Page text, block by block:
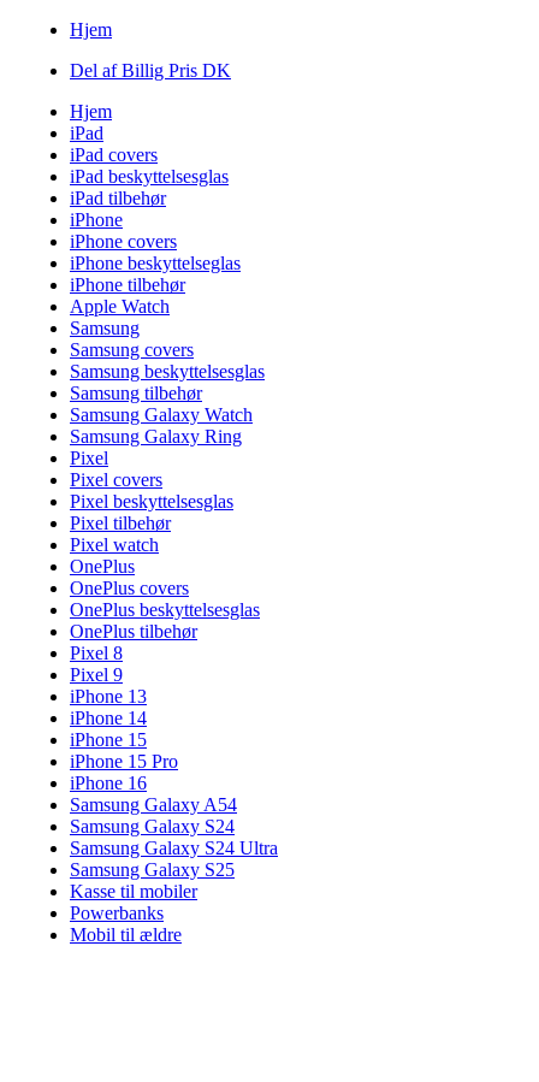
Hjem
Del af Billig Pris DK
Hjem
iPad
iPad covers
iPad beskyttelsesglas
iPad tilbehør
iPhone
iPhone covers
iPhone beskyttelseglas
iPhone tilbehør
Apple Watch
Samsung
Samsung covers
Samsung beskyttelsesglas
Samsung tilbehør
Samsung Galaxy Watch
Samsung Galaxy Ring
Pixel
Pixel covers
Pixel beskyttelsesglas
Pixel tilbehør
Pixel watch
OnePlus
OnePlus covers
OnePlus beskyttelsesglas
OnePlus tilbehør
Pixel 8
Pixel 9
iPhone 13
iPhone 14
iPhone 15
iPhone 15 Pro
iPhone 16
Samsung Galaxy A54
Samsung Galaxy S24
Samsung Galaxy S24 Ultra
Samsung Galaxy S25
Kasse til mobiler
Powerbanks
Mobil til ældre